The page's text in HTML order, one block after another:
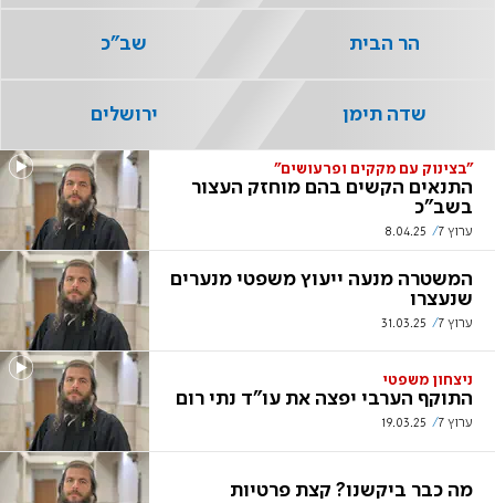
"בצינוק עם מקקים ופרעושים"
התנאים הקשים בהם מוחזק העצור
בשב"כ
ערוץ 7 8.04.25
המשטרה מנעה ייעוץ משפטי מנערים
שנעצרו
ערוץ 7 31.03.25
ניצחון משפטי
התוקף הערבי יפצה את עו"ד נתי רום
ערוץ 7 19.03.25
מה כבר ביקשנו? קצת פרטיות
הר הבית שב"כ
שדה תימן ירושלים